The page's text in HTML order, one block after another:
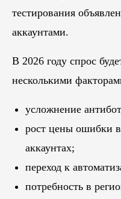
тестирования
аккаунтами.
В 2026 году спрос
несколькими
усложнение
рост цены ошибки
аккаунтах;
переход к
потребность в